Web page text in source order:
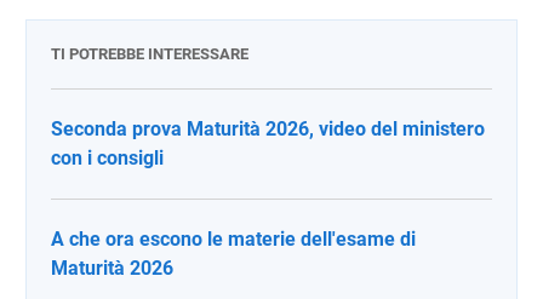
TI POTREBBE INTERESSARE
Seconda prova Maturità 2026, video del ministero
con i consigli
A che ora escono le materie dell'esame di
Maturità 2026